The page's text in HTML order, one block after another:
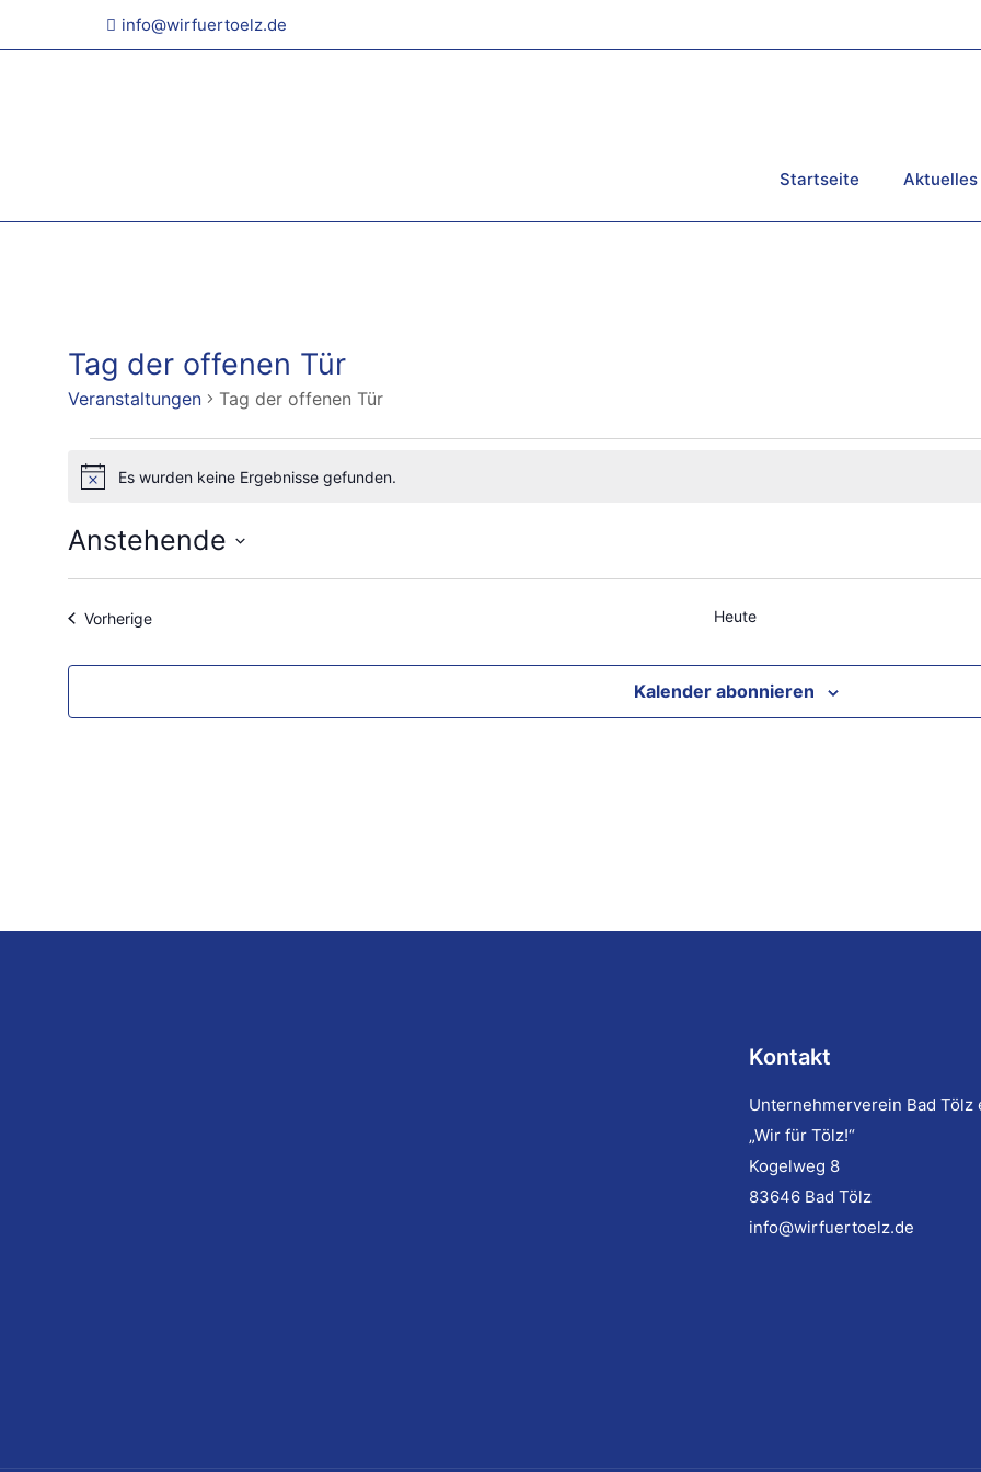
info@wirfuertoelz.de
Startseite Aktuelles
Tag der offenen Tür
Veranstaltungen Tag der offenen Tür
Veranstaltungen
HinweisEs wurden keine Ergebnisse gefunden.
Anstehende
Datum
VorherigeVeranstaltungen Heute
Kalender abonnieren
Kontakt
Unternehmerverein Bad Tölz
„Wir für Tölz!“
Kogelweg 8
83646 Bad Tölz
info@wirfuertoelz.de